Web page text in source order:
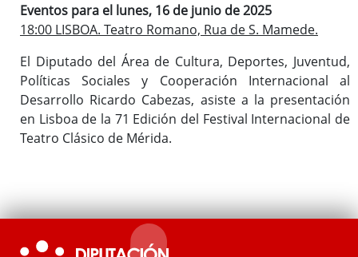
Eventos para el lunes, 16 de junio de 2025
18:00 LISBOA. Teatro Romano, Rua de S. Mamede.
El Diputado del Área de Cultura, Deportes, Juventud,
Políticas Sociales y Cooperación Internacional al
Desarrollo Ricardo Cabezas, asiste a la presentación
en Lisboa de la 71 Edición del Festival Internacional de
Teatro Clásico de Mérida.